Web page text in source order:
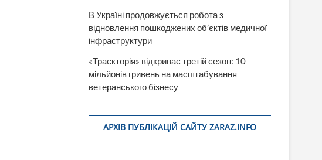
В Україні продовжується робота з
відновлення пошкоджених об’єктів медичної
інфраструктури
«Траєкторія» відкриває третій сезон: 10
мільйонів гривень на масштабування
ветеранського бізнесу
АРХІВ ПУБЛІКАЦІЙ САЙТУ ZARAZ.INFO